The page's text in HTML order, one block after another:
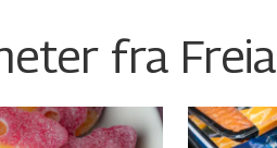
fra Freia